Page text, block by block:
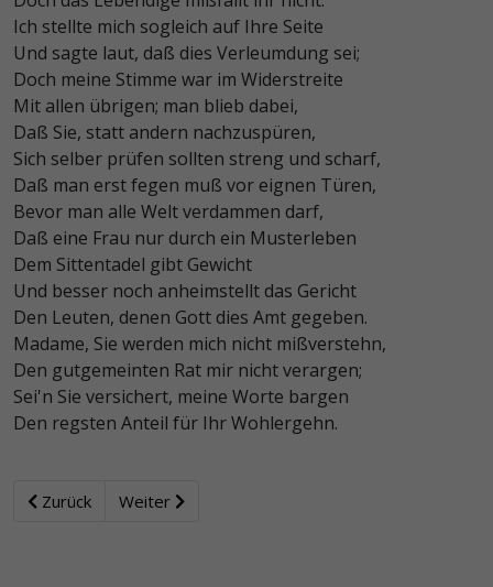
Ich stellte mich sogleich auf Ihre Seite
Und sagte laut, daß dies Verleumdung sei;
Doch meine Stimme war im Widerstreite
Mit allen übrigen; man blieb dabei,
Daß Sie, statt andern nachzuspüren,
Sich selber prüfen sollten streng und scharf,
Daß man erst fegen muß vor eignen Türen,
Bevor man alle Welt verdammen darf,
Daß eine Frau nur durch ein Musterleben
Dem Sittentadel gibt Gewicht
Und besser noch anheimstellt das Gericht
Den Leuten, denen Gott dies Amt gegeben.
Madame, Sie werden mich nicht mißverstehn,
Den gutgemeinten Rat mir nicht verargen;
Sei'n Sie versichert, meine Worte bargen
Den regsten Anteil für Ihr Wohlergehn.
Zurück Weiter